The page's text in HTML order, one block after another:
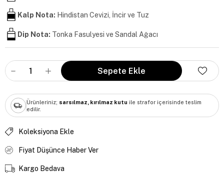
Kalp Nota: Hindistan Cevizi, İncir ve Tuz
Dip Nota: Tonka Fasulyesi ve Sandal Ağacı
Ürünleriniz; sarsılmaz, kırılmaz kutu ile strafor içerisinde teslim
edilir.
Koleksiyona Ekle
Fiyat Düşünce Haber Ver
Kargo Bedava